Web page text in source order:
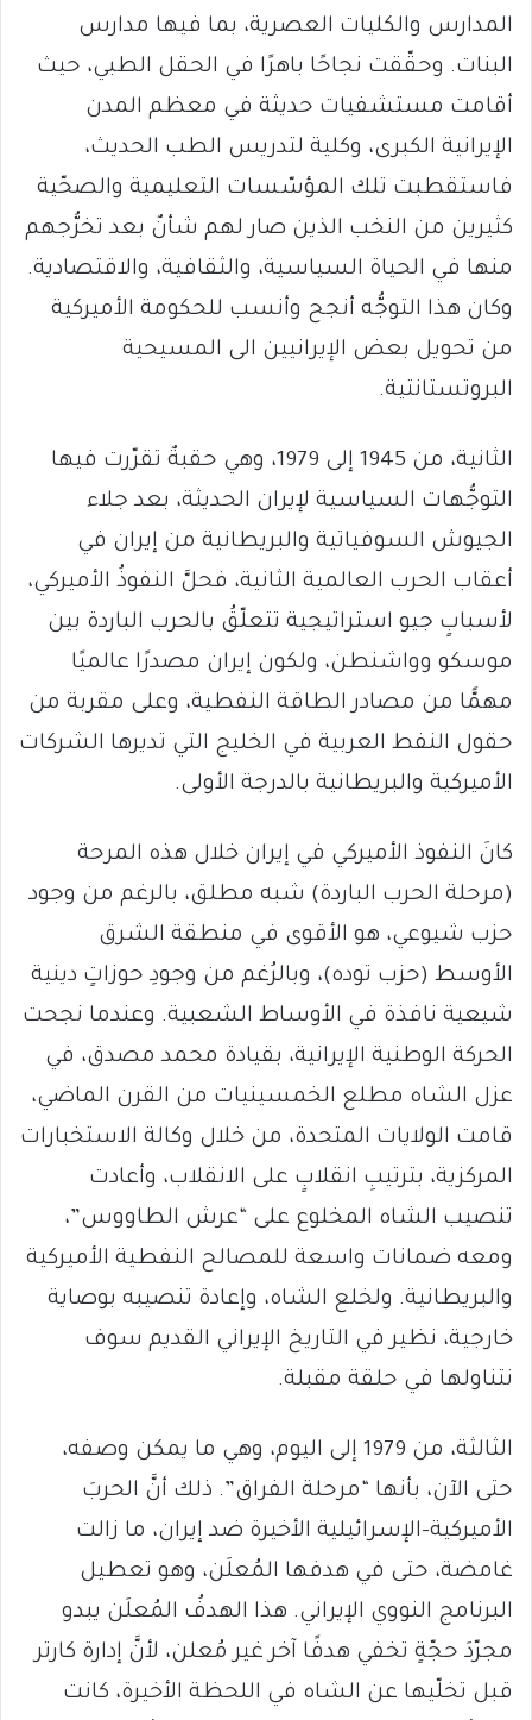
المدارس والكليات العصرية، بما فيها مدارس
البنات. وحقّقت نجاحًا باهرًا في الحقل الطبي، حيث
أقامت مستشفيات حديثة في معظم المدن
الإيرانية الكبرى، وكلية لتدريس الطب الحديث،
فاستقطبت تلك المؤسّسات التعليمية والصحّية
كثيرين من النخب الذين صار لهم شأنٌ بعد تخرُّجهم
منها في الحياة السياسية، والثقافية، والاقتصادية.
وكان هذا التوجُّه أنجح وأنسب للحكومة الأميركية
من تحويل بعض الإيرانيين الى المسيحية
البروتستانتية.
الثانية، من 1945 إلى 1979، وهي حقبةٌ تقرّرت فيها
التوجُّهات السياسية لإيران الحديثة، بعد جلاء
الجيوش السوفياتية والبريطانية من إيران في
أعقاب الحرب العالمية الثانية، فحلَّ النفوذُ الأميركي،
لأسبابٍ جيو استراتيجية تتعلّقُ بالحرب الباردة بين
موسكو وواشنطن، ولكون إيران مصدرًا عالميًا
مهمًّا من مصادر الطاقة النفطية، وعلى مقربة من
حقول النفط العربية في الخليج التي تديرها الشركات
الأميركية والبريطانية بالدرجة الأولى.
كانَ النفوذ الأميركي في إيران خلال هذه المرحة
(مرحلة الحرب الباردة) شبه مطلق، بالرغم من وجود
حزب شيوعي، هو الأقوى في منطقة الشرق
الأوسط (حزب توده)، وبالرُغم من وجودِ حوزاتٍ دينية
شيعية نافذة في الأوساط الشعبية. وعندما نجحت
الحركة الوطنية الإيرانية، بقيادة محمد مصدق، في
عزل الشاه مطلع الخمسينيات من القرن الماضي،
قامت الولايات المتحدة، من خلال وكالة الاستخبارات
المركزية، بترتيبِ انقلابٍ على الانقلاب، وأعادت
تنصيب الشاه المخلوع على “عرش الطاووس”،
ومعه ضمانات واسعة للمصالح النفطية الأميركية
والبريطانية. ولخلع الشاه، وإعادة تنصيبه بوصاية
خارجية، نظير في التاريخ الإيراني القديم سوف
نتناولها في حلقة مقبلة.
الثالثة، من 1979 إلى اليوم، وهي ما يمكن وصفه،
حتى الآن، بأنها “مرحلة الفراق”. ذلك أنَّ الحربَ
الأميركية–الإسرائيلية الأخيرة ضد إيران، ما زالت
غامضة، حتى في هدفها المُعلَن، وهو تعطيل
البرنامج النووي الإيراني. هذا الهدفُ المُعلَن يبدو
مجرّدَ حجّةٍ تخفي هدفًا آخر غير مُعلن، لأنَّ إدارة كارتر
قبل تخلّيها عن الشاه في اللحظة الأخيرة، كانت